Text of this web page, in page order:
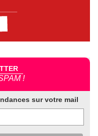
!
sur votre mail